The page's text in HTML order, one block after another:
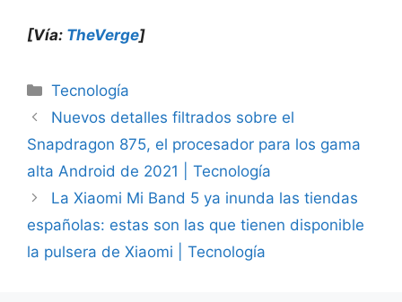
[Vía: TheVerge]
Categorías
Tecnología
Nuevos detalles filtrados sobre el
Snapdragon 875, el procesador para los gama
alta Android de 2021 | Tecnología
La Xiaomi Mi Band 5 ya inunda las tiendas
españolas: estas son las que tienen disponible
la pulsera de Xiaomi | Tecnología